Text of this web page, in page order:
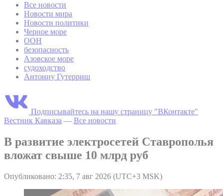
Все новости
Новости мира
Новости политики
Черное море
ООН
безопасность
Азовское море
судоходство
Антониу Гутерриш
Подписывайтесь на нашу страницу "ВКонтакте"
Вестник Кавказа — Все новости
В развитие электросетей Ставрополья
вложат свыше 10 млрд руб
Опубликовано: 2:35, 7 авг 2026 (UTC+3 MSK)